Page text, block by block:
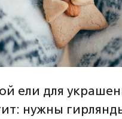
ели для
нужны